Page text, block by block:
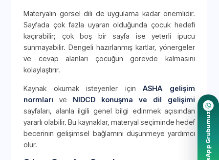
Materyalin görsel dili de uygulama kadar önemlidir.
Sayfada çok fazla uyaran olduğunda çocuk hedefi
kaçırabilir; çok boş bir sayfa ise yeterli ipucu
sunmayabilir. Dengeli hazırlanmış kartlar, yönergeler
ve cevap alanları çocuğun görevde kalmasını
kolaylaştırır.
Kaynak okumak isteyenler içinASHA gelişim
normları ve NIDCD konuşma ve dil gelişimi
sayfaları, alanla ilgili genel bilgi edinmek açısından
yararlı olabilir. Bu kaynaklar, materyal seçiminde hedef
becerinin gelişimsel bağlamını düşünmeye yardımcı
olur.
WhatsApp Grubumuz